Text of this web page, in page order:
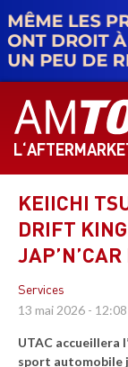
contenu
principal
KEIICHI
DRIFT
Services
13 mai 2026 - 12:08
UTAC accueillera
sport automobile